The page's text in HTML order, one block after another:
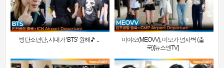
방탄소년단, 시대가 ‘BTS’ 원해🎵 ..
미야오(MEOVV), 미모가 넘사벽 (출
국)[뉴스엔TV]